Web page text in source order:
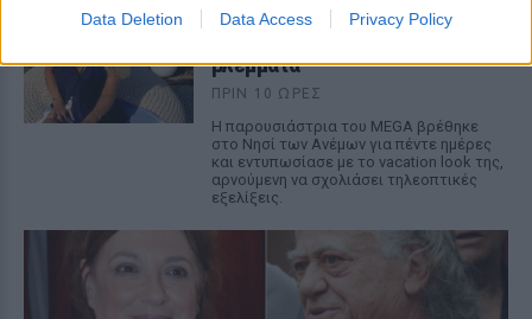
Data Deletion Data Access Privacy Policy
βραδινή εμφάνισή της στη
βλέμματα
ΠΡΙΝ 10 ΏΡΕΣ
Η παρουσιάστρια του MEGA βρέθηκε
στο Νησί των Ανέμων για πέντε ημέρες
και εντυπωσίασε με το vacation look της,
αρνούμενη να σχολιάσει τηλεοπτικές
εξελίξεις.